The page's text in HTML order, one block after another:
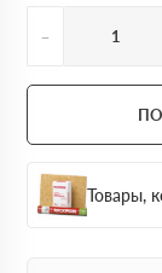
-
Товары,